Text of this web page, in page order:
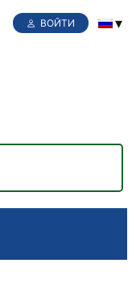
ВОЙТИ